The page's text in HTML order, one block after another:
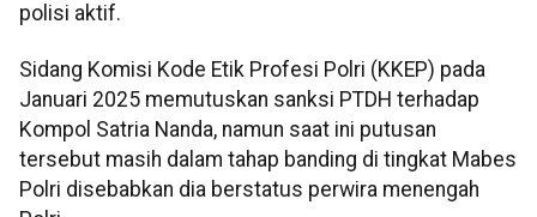
polisi aktif.
Sidang Komisi Kode Etik Profesi Polri (KKEP) pada
Januari 2025 memutuskan sanksi PTDH terhadap
Kompol Satria Nanda, namun saat ini putusan
tersebut masih dalam tahap banding di tingkat Mabes
Polri disebabkan dia berstatus perwira menengah